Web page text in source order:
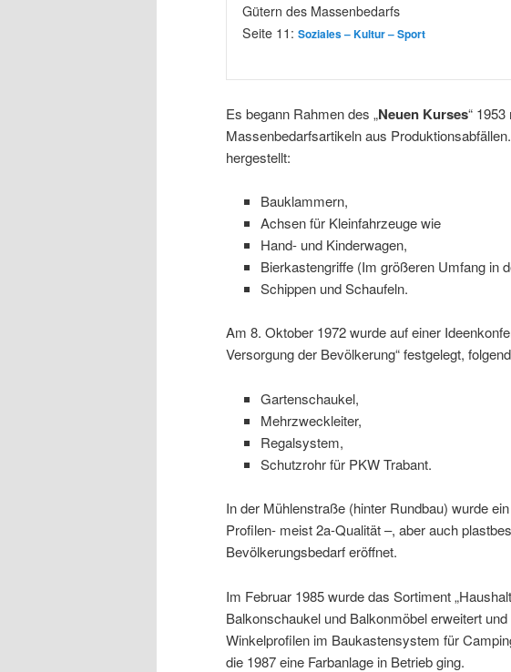
Gütern des Massenbedarfs
Seite 11: Soziales – Kultur – Sport
Es begann Rahmen des „Neuen Kurses“
Massenbedarfsartikeln aus
hergestellt:
Bauklammern,
Achsen für Kleinfahrzeuge wie
Hand- und Kinderwagen,
Bierkastengriffe (Im größeren Umfang in
Schippen und Schaufeln.
Am 8. Oktober 1972 wurde auf einer
Versorgung der Bevölkerung“ festgelegt,
Gartenschaukel,
Mehrzweckleiter,
Regalsystem,
Schutzrohr für PKW Trabant.
In der Mühlenstraße (hinter Rundbau) wurde
Profilen- meist 2a-Qualität –, aber auch
Bevölkerungsbedarf eröffnet.
Im Februar 1985 wurde das Sortiment
Balkonschaukel und Balkonmöbel erweitert
Winkelprofilen im Baukastensystem für
die 1987 eine Farbanlage in Betrieb ging.